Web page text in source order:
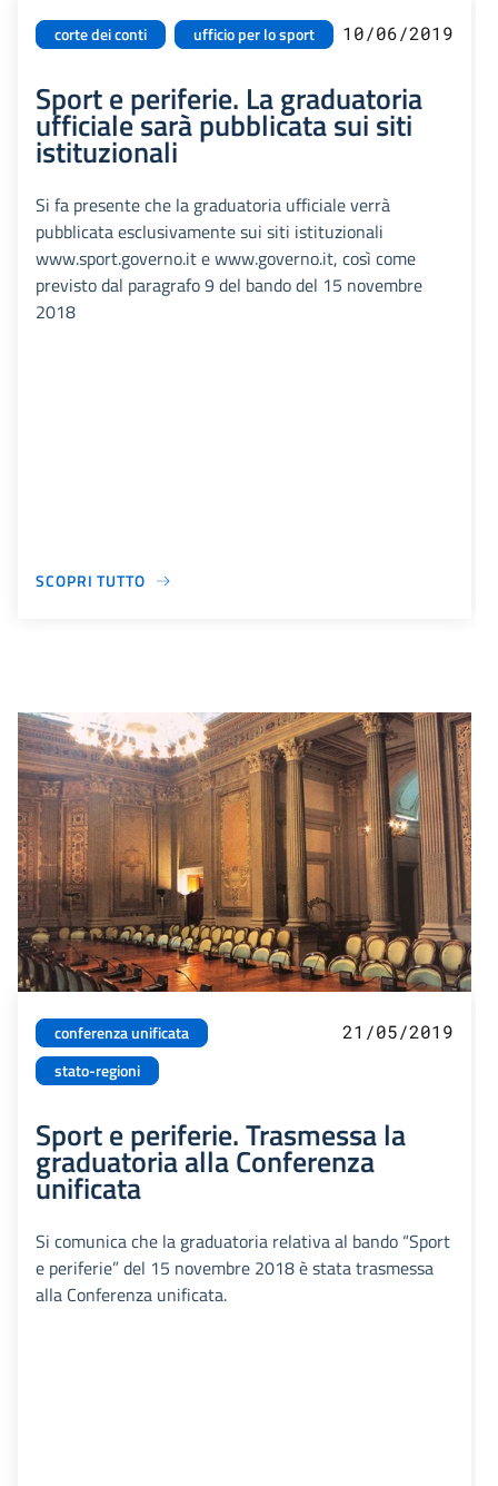
corte dei conti ufficio per lo sport 10/06/2019
Sport e periferie. La graduatoria
ufficiale sarà pubblicata sui siti
istituzionali
Si fa presente che la graduatoria ufficiale verrà
pubblicata esclusivamente sui siti istituzionali
www.sport.governo.it e www.governo.it, così come
previsto dal paragrafo 9 del bando del 15 novembre
2018
SCOPRI TUTTO
conferenza unificata
stato-regioni
21/05/2019
Sport e periferie. Trasmessa la
graduatoria alla Conferenza
unificata
Si comunica che la graduatoria relativa al bando “Sport
e periferie” del 15 novembre 2018 è stata trasmessa
alla Conferenza unificata.